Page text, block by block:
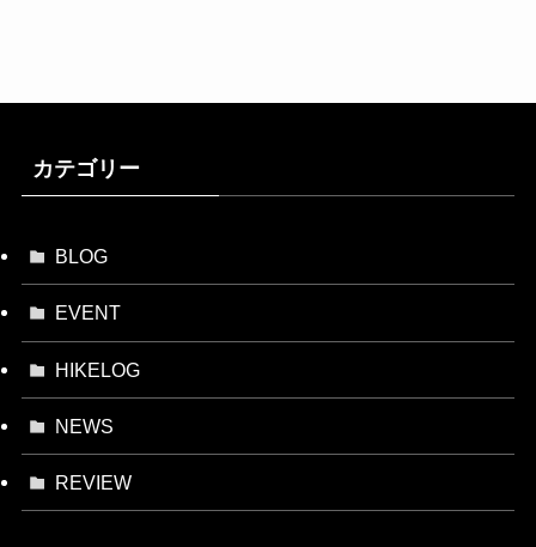
カテゴリー
BLOG
EVENT
HIKELOG
NEWS
REVIEW